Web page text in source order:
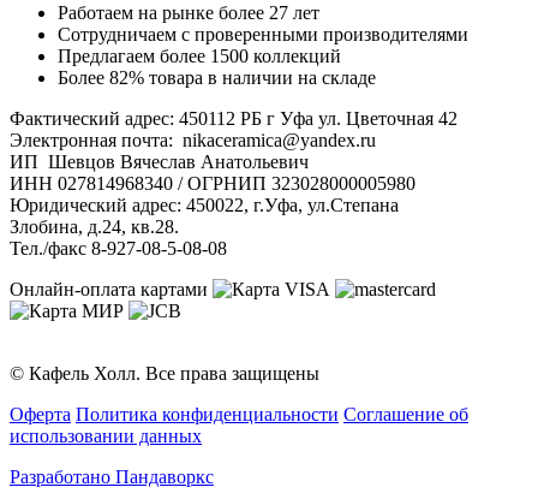
Работаем на рынке более 27 лет
Сотрудничаем с проверенными производителями
Предлагаем более 1500 коллекций
Более 82% товара в наличии на складе
Фактический адрес: 450112 РБ г Уфа ул. Цветочная 42
Электронная почта: nikaceramica@yandex.ru
ИП Шевцов Вячеслав Анатольевич
ИНН 027814968340 / ОГРНИП 323028000005980
Юридический адрес: 450022, г.Уфа, ул.Степана
Злобина, д.24, кв.28.
Тел./факс 8-927-08-5-08-08
Онлайн-оплата картами
© Кафель Холл. Все права защищены
Оферта Политика конфиденциальности Соглашение об
использовании данных
Разработано Пандаворкс